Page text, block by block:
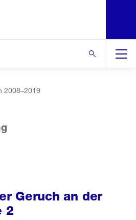
2008–2019
Geruch an der
2